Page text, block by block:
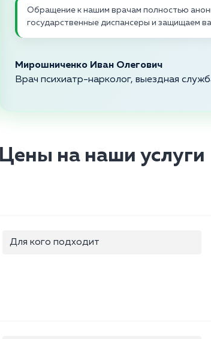
Обращение к нашим врачам полностью
государственные диспансеры и защищаем
Мирошниченко Иван Олегович
Врач психиатр-нарколог, выездная
Цены на наши услуги
Для кого подходит